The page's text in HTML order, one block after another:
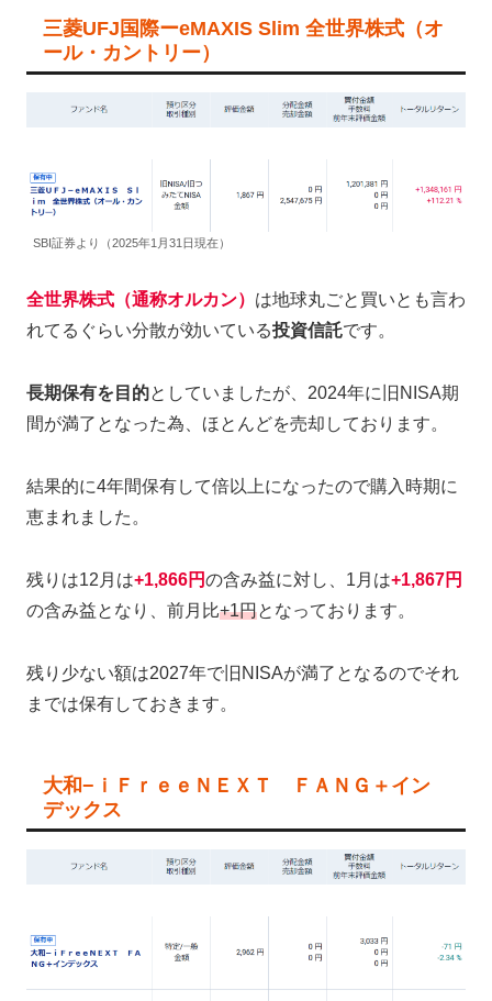
三菱UFJ国際ーeMAXIS Slim 全世界株式（オ
ール・カントリー）
SBI証券より（2025年1月31日現在）
全世界株式（通称オルカン） は地球丸ごと買いとも言わ
れてるぐらい分散が効いている投資信託です。
長期保有を目的としていましたが、2024年に旧NISA期
間が満了となった為、ほとんどを売却しております。
結果的に4年間保有して倍以上になったので購入時期に
恵まれました。
残りは12月は+1,866円の含み益に対し、1月は+1,867円
の含み益となり、前月比+1円となっております。
残り少ない額は2027年で旧NISAが満了となるのでそれ
までは保有しておきます。
大和−ｉＦｒｅｅＮＥＸＴ ＦＡＮＧ＋イン
デックス